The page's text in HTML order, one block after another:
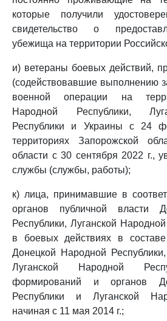
которые получили
свидетельство о
убежища на территории
и) ветераны боевых действий,
(содействовавшие выполнению
военной операции на
Народной Республики,
Республики и Украины с 24
территориях Запорожской
области с 30 сентября 2022 г.,
службы (службы, работы);
к) лица, принимавшие в
органов публичной власти
Республики, Луганской
в боевых действиях в
Донецкой Народной
Луганской Народной
формирований и органов
Республики и Луганской
начиная с 11 мая 2014 г.;